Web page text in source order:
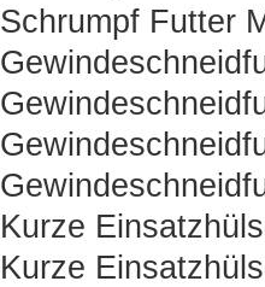
Schrumpf Futter
Kurze
Kurze